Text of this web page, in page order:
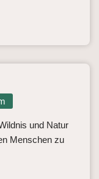
und Natur
Menschen zu